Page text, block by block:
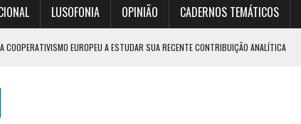
LUSOFONIA OPINIÃO CADERNOS TEMÁTICOS
COOPERATIVISMO EUROPEU A ESTUDAR SUA RECENTE CONTRIBUIÇÃO ANALÍTICA
DE LUTA DE CLASSES